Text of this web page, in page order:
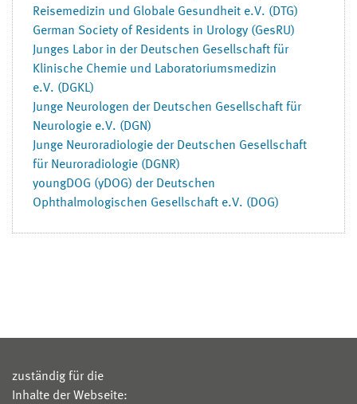
Reisemedizin und Globale Gesundheit e.V. (DTG)
German Society of Residents in Urology (GesRU)
Junges Labor in der Deutschen Gesellschaft für
Klinische Chemie und Laboratoriumsmedizin
e.V. (DGKL)
Junge Neurologen der Deutschen Gesellschaft für
Neurologie e.V. (DGN)
Junge Neuroradiologie der Deutschen Gesellschaft
für Neuroradiologie (DGNR)
youngDOG (yDOG) der Deutschen
Ophthalmologischen Gesellschaft e.V. (DOG)
zuständig für die
Inhalte der Webseite: